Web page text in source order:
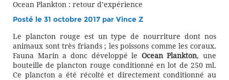
Ocean Plankton : retour d’expérience
Posté le 31 octobre 2017 par Vince Z
Le plancton rouge est un type de nourriture dont nos
animaux sont très friands ; les poissons comme les coraux.
Fauna Marin a donc développé le Ocean Plankton, une
bouteille de plancton rouge conditionné en lot de 250 ml.
Ce plancton a été récolté et directement conditionné au